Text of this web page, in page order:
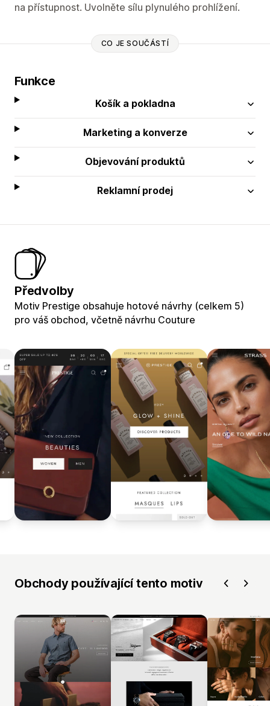
na přístupnost. Uvolněte sílu plynulého prohlížení.
CO JE SOUČÁSTÍ
Funkce
Košík a pokladna
Marketing a konverze
Objevování produktů
Reklamní prodej
Předvolby
Motiv Prestige obsahuje hotové návrhy (celkem 5)
pro váš obchod, včetně návrhu Couture
Obchody používající tento motiv